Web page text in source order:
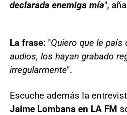
declarada enemiga mía",
La frase: "Quiero que le
audios, los hayan grabado
irregularmente".
Escuche además la
Jaime Lombana en LA FM